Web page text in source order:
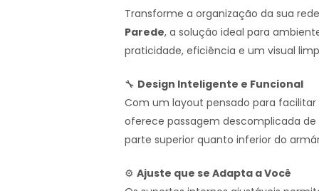
Transforme a organização da sua
Parede, a solução ideal para
praticidade, eficiência e um visual
🔧 Design Inteligente e Funcional
Com um layout pensado para facilitar
oferece passagem descomplicada
parte superior quanto inferior do
⚙️ Ajuste que se Adapta a Você